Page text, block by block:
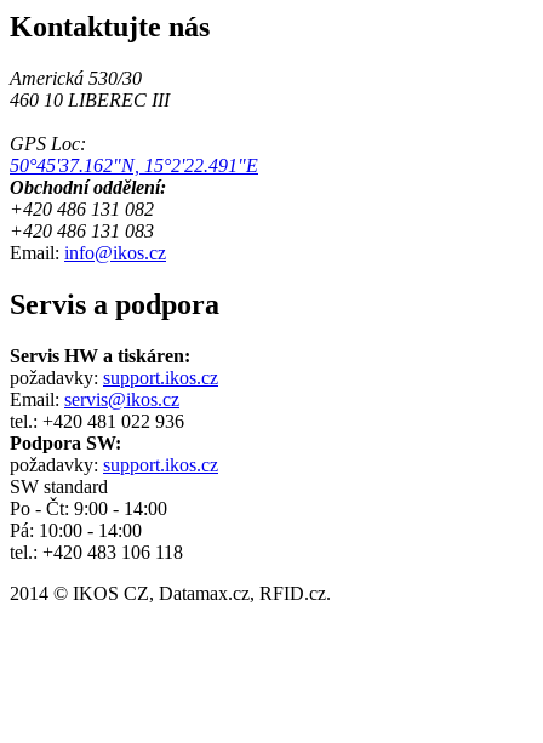
Kontaktujte nás
Americká 530/30
460 10 LIBEREC III
GPS Loc:
50°45'37.162"N, 15°2'22.491"E
Obchodní oddělení:
+420 486 131 082
+420 486 131 083
Email: info@ikos.cz
Servis a podpora
Servis HW a tiskáren:
požadavky: support.ikos.cz
Email: servis@ikos.cz
tel.: +420 481 022 936
Podpora SW:
požadavky: support.ikos.cz
SW standard
Po - Čt: 9:00 - 14:00
Pá: 10:00 - 14:00
tel.: +420 483 106 118
2014 © IKOS CZ, Datamax.cz, RFID.cz.